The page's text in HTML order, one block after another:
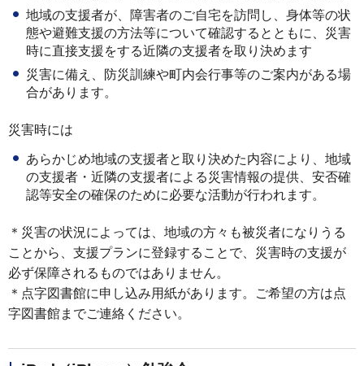
地域の支援者が、障害者のご自宅を訪問し、身体等の状
態や避難支援の方法等について確認するとともに、災害
時に直接支援をする近隣の支援者を取り決めます
災害に備え、防災訓練や町内会行事等のご案内がある場
合があります。
災害時には
あらかじめ地域の支援者と取り決めた内容により、地域
の支援者・近隣の支援者による災害情報の提供、安否確
認等安全の確保のために必要な活動が行われます。
＊災害の状況によっては、地域の方々も被災者になりうる
ことから、支援プランに登録することで、災害時の支援が
必ず保障されるものではありません。
＊点字図書館に申し込み用紙があります。ご希望の方は点
字図書館までご連絡ください。